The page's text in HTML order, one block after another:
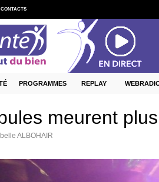
meurent
ALBOHAIR
CONTACTS
PROGRAMMES REPLAY